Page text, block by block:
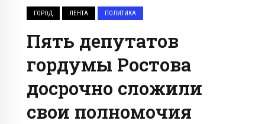
ГОРОД ЛЕНТА ПОЛИТИКА
Пять депутатов
гордумы Ростова
досрочно сложили
свои полномочия